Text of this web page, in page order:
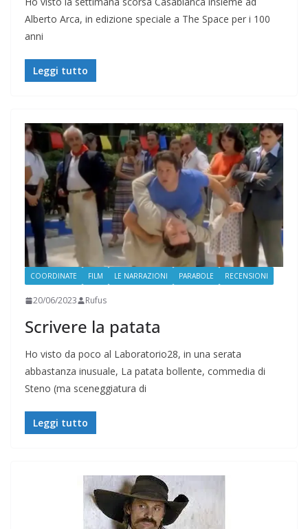
Alberto Arca, in edizione speciale a The Space per i 100
anni
Leggi tutto
COORDINATE FILM LE NARRAZIONI PARABOLE RECENSIONI
20/06/2023 Rufus
Scrivere la patata
Ho visto da poco al Laboratorio28, in una serata
abbastanza inusuale, La patata bollente, commedia di
Steno (ma sceneggiatura di
Leggi tutto